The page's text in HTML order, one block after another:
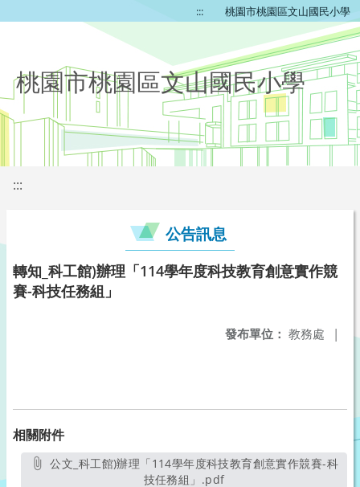
::: 桃園市桃園區文山國民小學
桃園市桃園區文山國民小學
:::
公告訊息
轉知_科工館)辦理「114學年度科技教育創意實作競
賽-科技任務組」
發布單位： 教務處 |
相關附件
公文_科工館)辦理「114學年度科技教育創意實作競賽-科
技任務組」.pdf另開新視窗